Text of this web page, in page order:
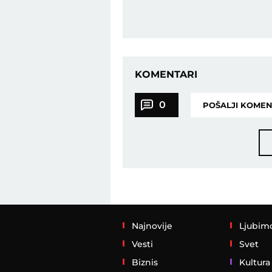
KOMENTARI
0 POŠALJI
Najnovije
Vesti
Biznis
Svet
Kultura